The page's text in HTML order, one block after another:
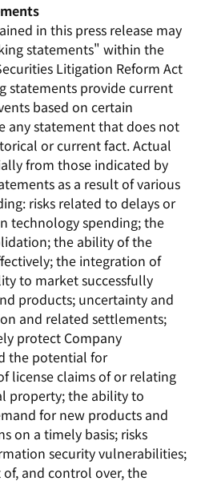
in this press release may
statements" within the
Litigation Reform Act
statements provide current
based on certain
any statement that does not
or current fact. Actual
from those indicated by
as a result of various
risks related to delays or
technology spending; the
the ability of the
the integration of
to market successfully
products; uncertainty and
and related settlements;
protect Company
the potential for
license claims of or relating
property; the ability to
for new products and
on a timely basis; risks
security vulnerabilities;
and control over, the